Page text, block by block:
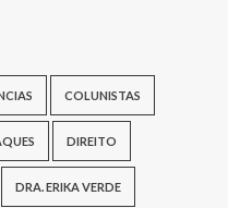
COLUNISTAS
DIREITO
DRA. ERIKA VERDE